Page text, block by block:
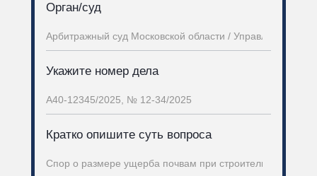
Орган/суд
Укажите номер дела
Кратко опишите суть вопроса